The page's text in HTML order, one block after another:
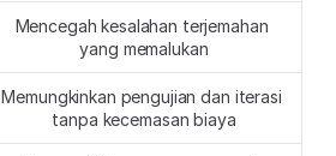
Mencegah kesalahan terjemahan
yang memalukan
Memungkinkan pengujian dan iterasi
tanpa kecemasan biaya